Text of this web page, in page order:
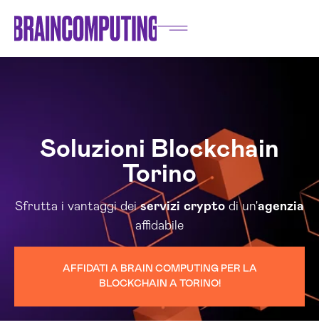
Soluzioni Blockchain
Torino
Sfrutta i vantaggi deiservizi crypto di un'agenzia
affidabile
AFFIDATI A BRAIN COMPUTING PER LA
BLOCKCHAIN A TORINO!